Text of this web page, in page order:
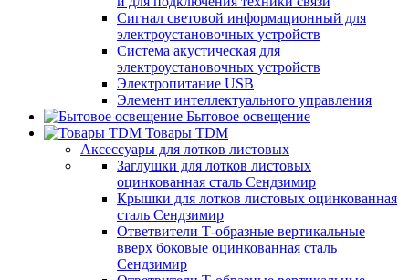
Сигнал световой информационный для
электроустановочных устройств
Система акустическая для
электроустановочных устройств
Электропитание USB
Элемент интеллектуального управления
Бытовое освещение
Товары TDM
Аксессуары для лотков листовых
Заглушки для лотков листовых
оцинкованная сталь Сендзимир
Крышки для лотков листовых оцинкованная
сталь Сендзимир
Ответвители Т-образные вертикальные
вверх боковые оцинкованная сталь
Сендзимир